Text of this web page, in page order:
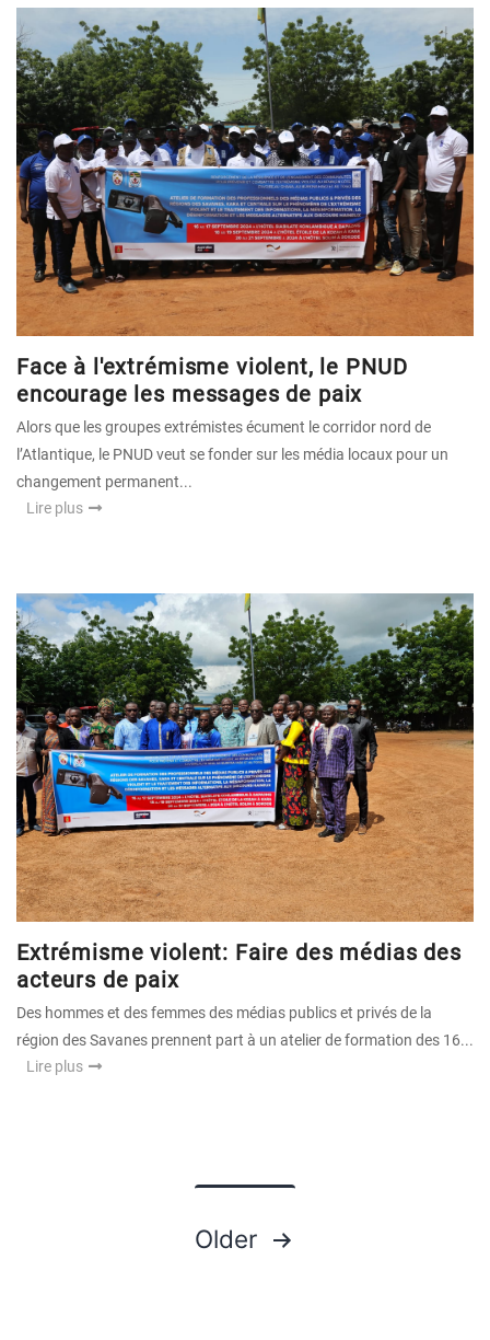
Face à l'extrémisme violent, le PNUD
encourage les messages de paix
Alors que les groupes extrémistes écument le corridor nord de
l’Atlantique, le PNUD veut se fonder sur les média locaux pour un
changement permanent...
Lire plus
Extrémisme violent: Faire des médias des
acteurs de paix
Des hommes et des femmes des médias publics et privés de la
région des Savanes prennent part à un atelier de formation des 16...
Lire plus
Pagination
Older